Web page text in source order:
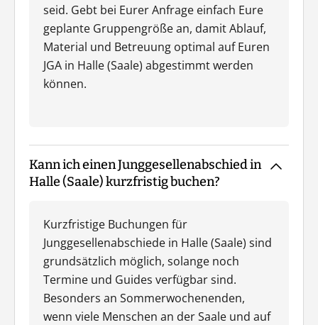
seid. Gebt bei Eurer Anfrage einfach Eure
geplante Gruppengröße an, damit Ablauf,
Material und Betreuung optimal auf Euren
JGA in Halle (Saale) abgestimmt werden
können.
Kann ich einen Junggesellenabschied in
Halle (Saale) kurzfristig buchen?
Kurzfristige Buchungen für
Junggesellenabschiede in Halle (Saale) sind
grundsätzlich möglich, solange noch
Termine und Guides verfügbar sind.
Besonders an Sommerwochenenden,
wenn viele Menschen an der Saale und auf